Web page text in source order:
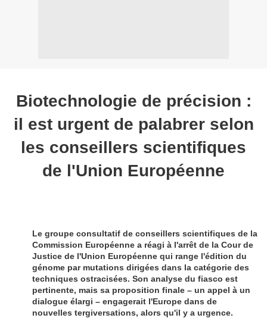
Biotechnologie de précision :
il est urgent de palabrer selon
les conseillers scientifiques
de l'Union Européenne
Le groupe consultatif de conseillers scientifiques de la
Commission Européenne a réagi à l'arrêt de la Cour de
Justice de l'Union Européenne qui range l'édition du
génome par mutations dirigées dans la catégorie des
techniques ostracisées. Son analyse du fiasco est
pertinente, mais sa proposition finale – un appel à un
dialogue élargi – engagerait l'Europe dans de
nouvelles tergiversations, alors qu'il y a urgence.